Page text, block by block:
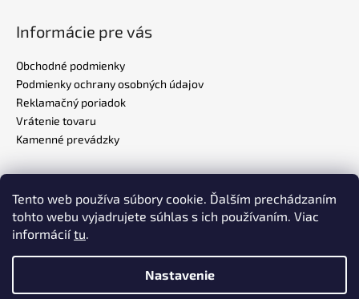
Tento web používa súbory cookie. Ďalším prechádzaním
tohto webu vyjadrujete súhlas s ich používaním. Viac
informáciítu.
Nastavenie
Informácie pre vás
Obchodné podmienky
Podmienky ochrany osobných údajov
Reklamačný poriadok
Vrátenie tovaru
Kamenné prevádzky
Realizovalo štúdioADATELIER